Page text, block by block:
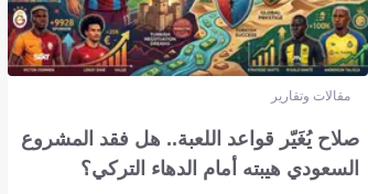
مقالات وتقارير
صلاح يُغَيّر قواعد اللعبة.. هل فقد المشروع
السعودي هيبته أمام الدهاء التركي؟